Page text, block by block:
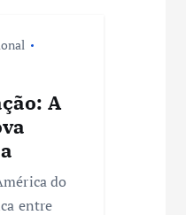
A
do
entre